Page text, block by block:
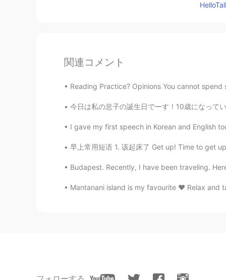
関連コメント
Reading Practice? Opinions You cannot
今日は私の息子の誕生日でーす！10歳になっています。 公園で食べに行くつもりでした
I gave my first speech in Korean and English
早上常用短语 1. 该起床了 Get up! Time to get up.
Budapest. Recently, I have been traveling.
Mantanani island is my favourite ♥️ Relax and